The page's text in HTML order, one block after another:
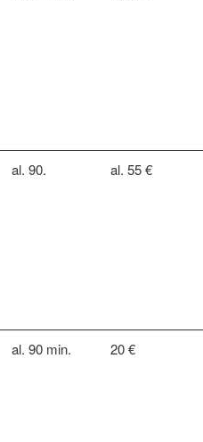
al. 90. al. 55 €
al. 90 min. 20 €